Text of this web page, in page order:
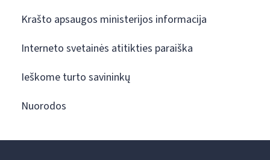
Krašto apsaugos ministerijos informacija
Interneto svetainės atitikties paraiška
Ieškome turto savininkų
Nuorodos